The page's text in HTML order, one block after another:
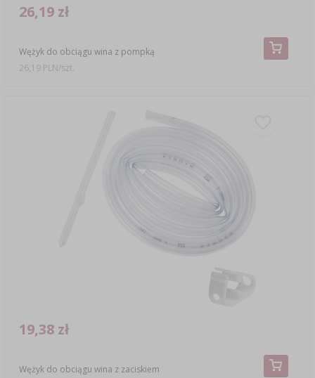
Wężyk do obciągu wina z pompką
26,19 zł
26,19 PLN/szt.
Wężyk do obciągu wina z zaciskiem
19,38 zł